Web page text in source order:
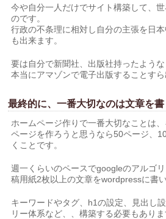
今や自分一人だけでサイト構築して、
のです。
行政の不条理に相対し自分の主張を日
も出来ます。
要は自分で新聞社、出版社持ったような
本当にアマゾンで電子出版することすら
最終的に、一番大切なのは文章を書
ホームページ作りで一番大切なことは
ページを作ろうと思うなら50ページ、
くことです。
週一くらいのペースでgoogleのアルゴ
稿用紙2枚以上の文章をwordpressに書
キーワードやタグ、h1の設定、見出し
リー体系など、、構築する必要もありま